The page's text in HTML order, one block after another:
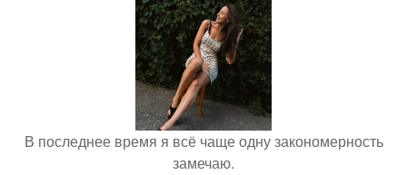
В последнее время я всё чаще одну закономерность
замечаю.